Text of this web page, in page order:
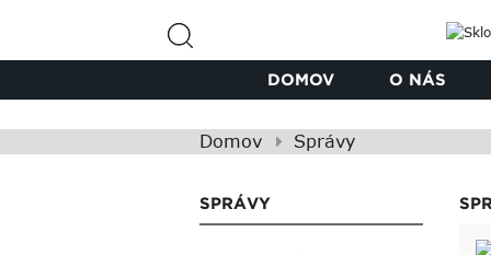
DOMOV O NÁS
Domov Správy
SPRÁVY